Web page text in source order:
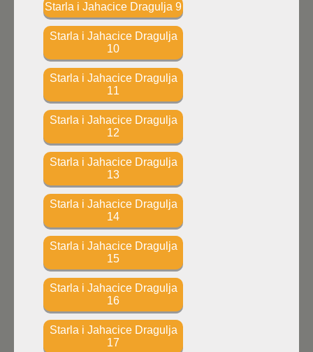
Starla i Jahacice Dragulja 9
Starla i Jahacice Dragulja
10
Starla i Jahacice Dragulja
11
Starla i Jahacice Dragulja
12
Starla i Jahacice Dragulja
13
Starla i Jahacice Dragulja
14
Starla i Jahacice Dragulja
15
Starla i Jahacice Dragulja
16
Starla i Jahacice Dragulja
17